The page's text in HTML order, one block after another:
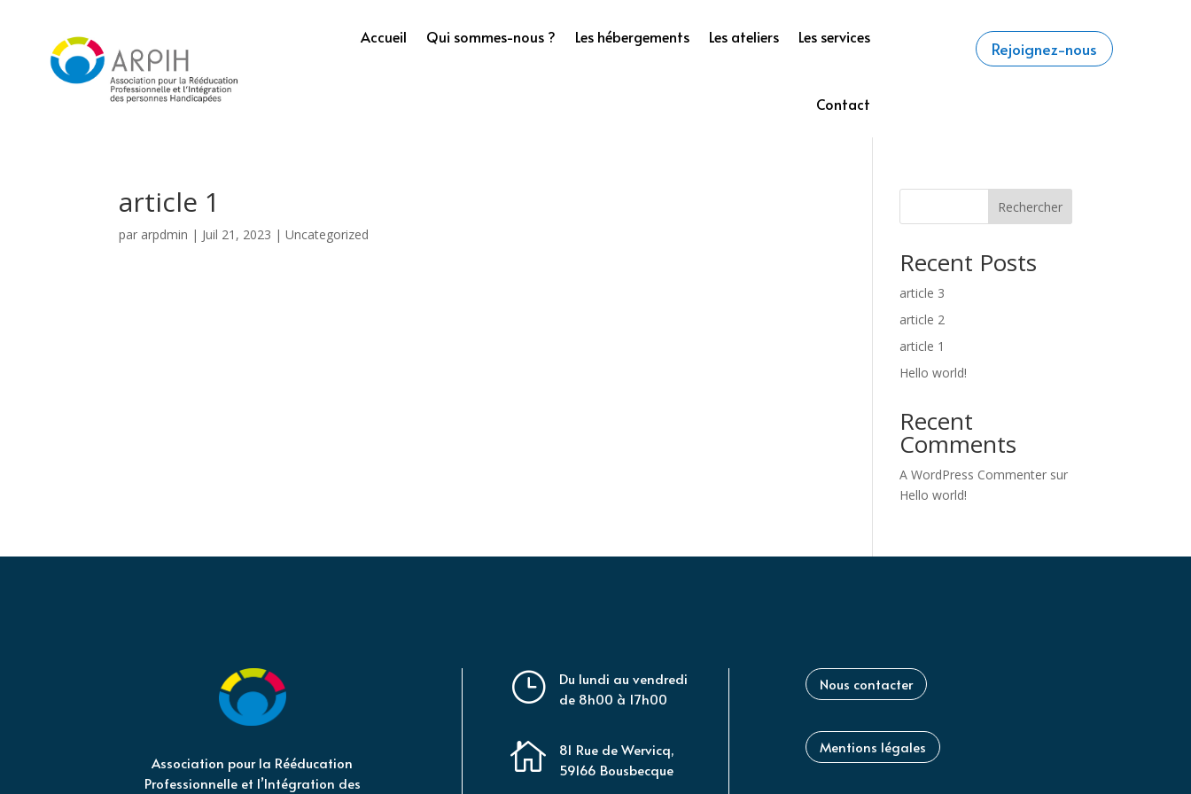
Accueil Qui sommes-nous ? Les hébergements Les ateliers Les services
Contact
Rejoignez-nous
article 1
par arpdmin | Juil 21, 2023 |Uncategorized
Rechercher
Recent Posts
article 3
article 2
article 1
Hello world!
Recent
Comments
A WordPress Commenter sur
Hello world!
Association pour la Rééducation
Professionnelle et l’Intégration des
}
Du lundi au vendredi
de 8h00 à 17h00

81 Rue de Wervicq,
59166 Bousbecque
Nous contacter
Mentions légales